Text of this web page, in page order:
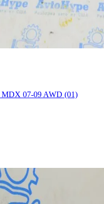
MDX 07-09 AWD (01)